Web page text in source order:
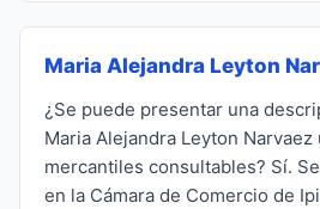
Maria Alejandra Leyton
¿Se puede presentar una
Maria Alejandra Leyton Narvaez
mercantiles consultables? Sí.
en la Cámara de Comercio de